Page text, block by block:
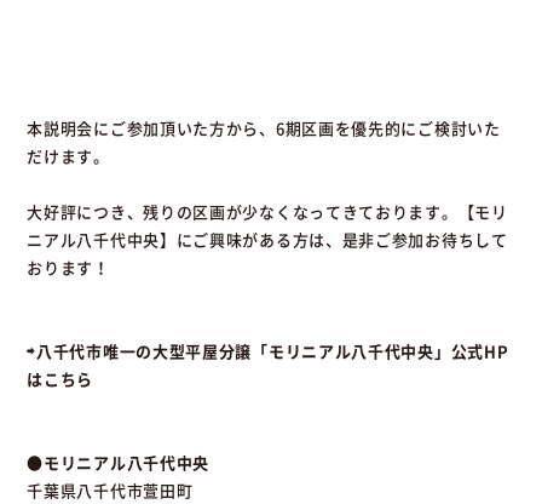
本説明会にご参加頂いた方から、6期区画を優先的にご検討いた
だけます。
大好評につき、残りの区画が少なくなってきております。【モリ
ニアル八千代中央】にご興味がある方は、是非ご参加お待ちして
おります！
⇨八千代市唯一の大型平屋分譲「モリニアル八千代中央」公式HP
はこちら
●モリニアル八千代中央
千葉県八千代市萱田町